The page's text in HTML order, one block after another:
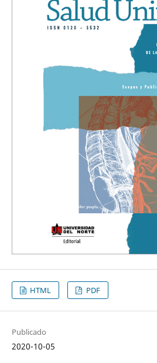
HTML PDF
Publicado
2020-10-05